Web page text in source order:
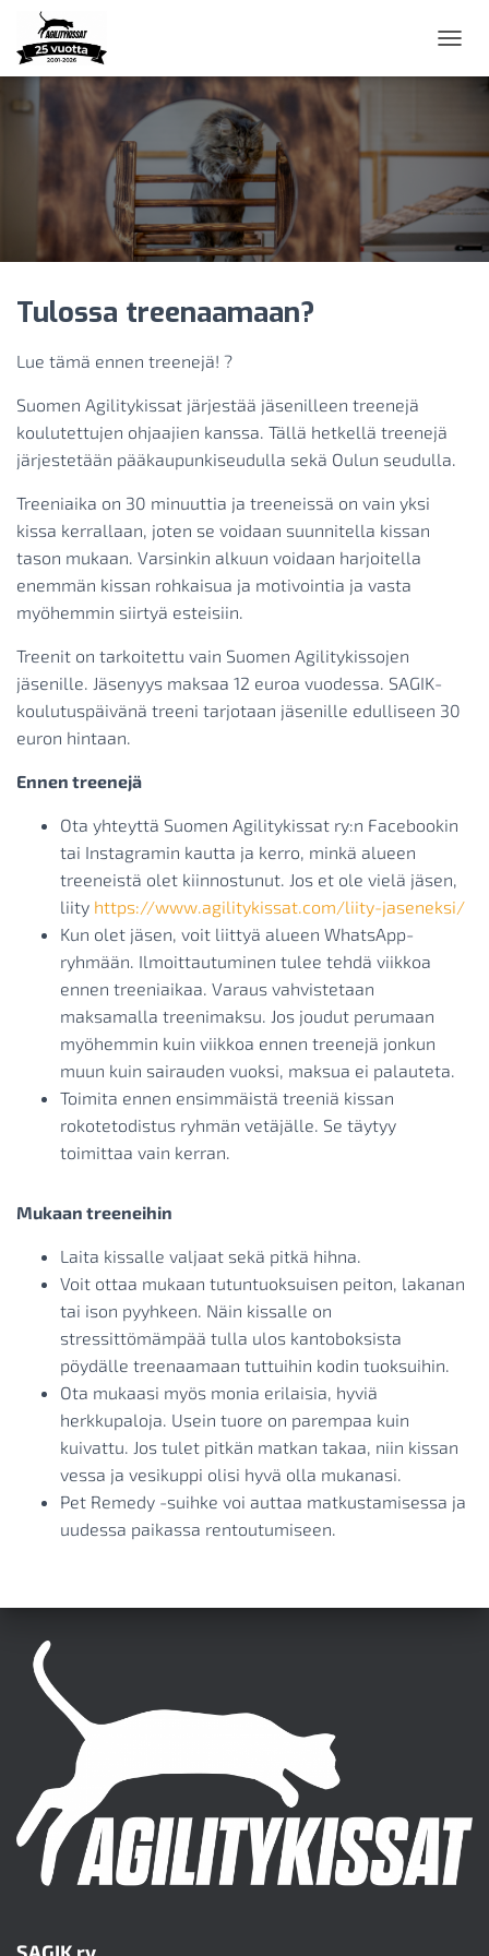
A
O
N
P
S
Tulossa treenaamaan?
Lue tämä ennen treenejä! ?
Suomen Agilitykissat järjestää jäsenilleen treenejä
koulutettujen ohjaajien kanssa. Tällä hetkellä treenejä
järjestetään pääkaupunkiseudulla sekä Oulun seudulla.
Treeniaika on 30 minuuttia ja treeneissä on vain yksi
kissa kerrallaan, joten se voidaan suunnitella kissan
tason mukaan. Varsinkin alkuun voidaan harjoitella
enemmän kissan rohkaisua ja motivointia ja vasta
myöhemmin siirtyä esteisiin.
Treenit on tarkoitettu vain Suomen Agilitykissojen
jäsenille. Jäsenyys maksaa 12 euroa vuodessa. SAGIK-
koulutuspäivänä treeni tarjotaan jäsenille edulliseen 30
euron hintaan.
Ennen treenejä
Ota yhteyttä Suomen Agilitykissat ry:n Facebookin
tai Instagramin kautta ja kerro, minkä alueen
treeneistä olet kiinnostunut. Jos et ole vielä jäsen,
liity https://www.agilitykissat.com/liity-jaseneksi/
Kun olet jäsen, voit liittyä alueen WhatsApp-
ryhmään. Ilmoittautuminen tulee tehdä viikkoa
ennen treeniaikaa. Varaus vahvistetaan
maksamalla treenimaksu. Jos joudut perumaan
myöhemmin kuin viikkoa ennen treenejä jonkun
muun kuin sairauden vuoksi, maksua ei palauteta.
Toimita ennen ensimmäistä treeniä kissan
rokotetodistus ryhmän vetäjälle. Se täytyy
toimittaa vain kerran.
Mukaan treeneihin
Laita kissalle valjaat sekä pitkä hihna.
Voit ottaa mukaan tutuntuoksuisen peiton, lakanan
tai ison pyyhkeen. Näin kissalle on
stressittömämpää tulla ulos kantoboksista
pöydälle treenaamaan tuttuihin kodin tuoksuihin.
Ota mukaasi myös monia erilaisia, hyviä
herkkupaloja. Usein tuore on parempaa kuin
kuivattu. Jos tulet pitkän matkan takaa, niin kissan
vessa ja vesikuppi olisi hyvä olla mukanasi.
Pet Remedy -suihke voi auttaa matkustamisessa ja
uudessa paikassa rentoutumiseen.